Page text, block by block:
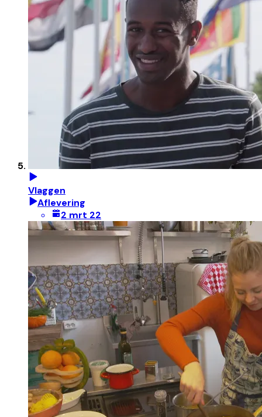
Vlaggen
Aflevering
2 mrt 22